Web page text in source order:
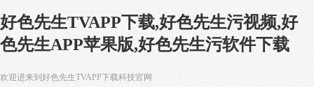
好色先生TVAPP下载,好色先生污视频,好
色先生APP苹果版,好色先生污软件下载
欢迎进来到好色先生TVAPP下载科技官网